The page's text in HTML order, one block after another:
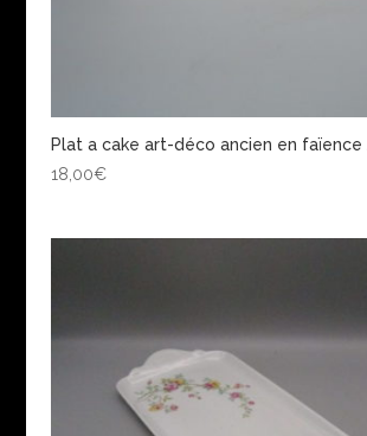
Plat a cake art-déco ancien en faïence
18,00€